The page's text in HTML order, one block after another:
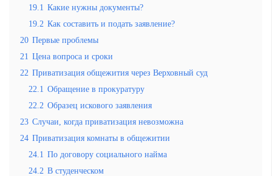
19.1 Какие нужны документы?
19.2 Как составить и подать заявление?
20 Первые проблемы
21 Цена вопроса и сроки
22 Приватизация общежития через Верховный суд
22.1 Обращение в прокуратуру
22.2 Образец искового заявления
23 Случаи, когда приватизация невозможна
24 Приватизация комнаты в общежитии
24.1 По договору социального найма
24.2 В студенческом